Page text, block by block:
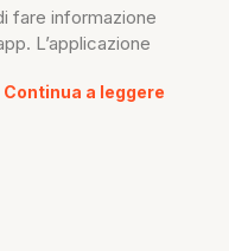
fare informazione
L’applicazione
Continua a leggere